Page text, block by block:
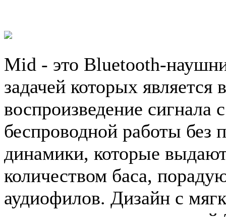
Mid - это Bluetooth-
задачей которых является
воспроизведение сигнала
беспроводной работы
динамики, которые
количеством баса,
аудиофилов. Дизайн с